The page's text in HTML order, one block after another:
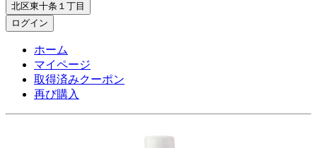
北区東十条１丁目
ログイン
ホーム
マイページ
取得済みクーポン
再び購入